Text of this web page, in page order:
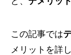
この記事では
メリットを詳